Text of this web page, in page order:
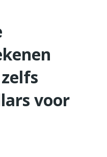
voor